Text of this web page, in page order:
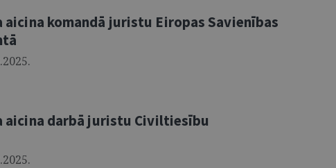
komandā juristu Eiropas Savienības
darbā juristu Civiltiesību